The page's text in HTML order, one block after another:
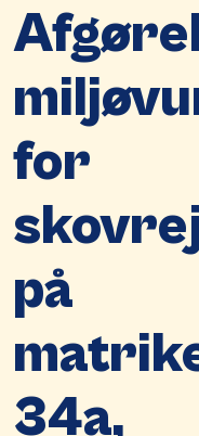
for
på
34a,